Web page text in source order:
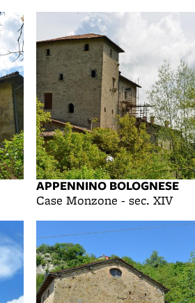
APPENNINO BOLOGNESE
Case Monzone - sec. XIV